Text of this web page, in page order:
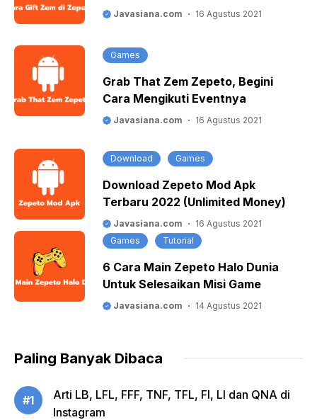
Javasiana.com 16 Agustus 2021
Games
Grab That Zem Zepeto, Begini
Cara Mengikuti Eventnya
Javasiana.com 16 Agustus 2021
Download Games
Download Zepeto Mod Apk
Terbaru 2022 (Unlimited Money)
Javasiana.com
16 Agustus 2021
Games
Tutorial
6 Cara Main Zepeto Halo Dunia
Untuk Selesaikan Misi Game
Javasiana.com 14 Agustus 2021
Paling Banyak Dibaca
#1
Arti LB, LFL, FFF, TNF, TFL, FI, LI dan QNA di
Instagram